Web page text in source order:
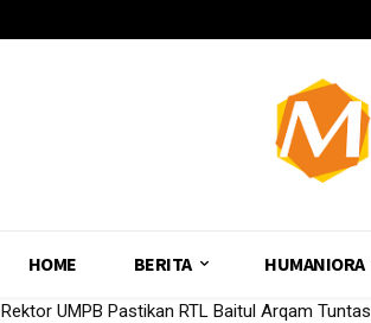
HOME BERITA HUMANIORA
Rektor UMPB Pastikan RTL Baitul Arqam Tuntas